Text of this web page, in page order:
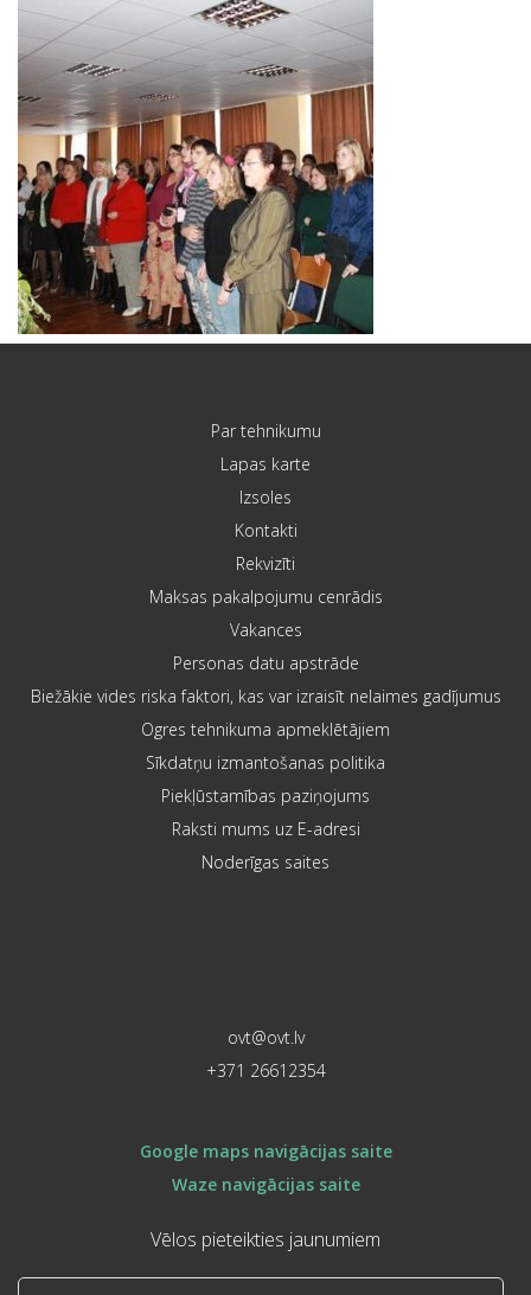
Par tehnikumu
Lapas karte
Izsoles
Kontakti
Rekvizīti
Maksas pakalpojumu cenrādis
Vakances
Personas datu apstrāde
Biežākie vides riska faktori, kas var izraisīt nelaimes gadījumus
Ogres tehnikuma apmeklētājiem
Sīkdatņu izmantošanas politika
Piekļūstamības paziņojums
Raksti mums uz E-adresi
Noderīgas saites
ovt@ovt.lv
+371 26612354
Google maps navigācijas saite
Waze navigācijas saite
Vēlos pieteikties jaunumiem